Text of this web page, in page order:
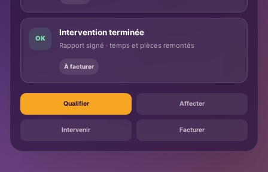
OK
Intervention terminée
Rapport signé · temps et pièces remontés
À facturer
Qualifier Affecter
Intervenir Facturer